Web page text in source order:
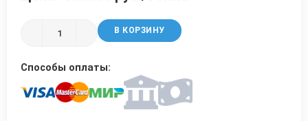
В КОРЗИНУ
Способы оплаты:
Трубы в ВУС изоляции